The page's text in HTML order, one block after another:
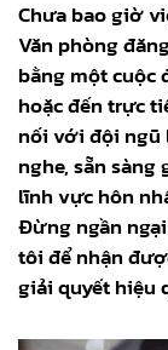
Chưa bao giờ
Văn phòng
bằng một cuộc
hoặc đến trực
nối với đội ngũ
nghe, sẵn
lĩnh vực hôn
Đừng ngần
tôi để nhận
giải quyết hiệu